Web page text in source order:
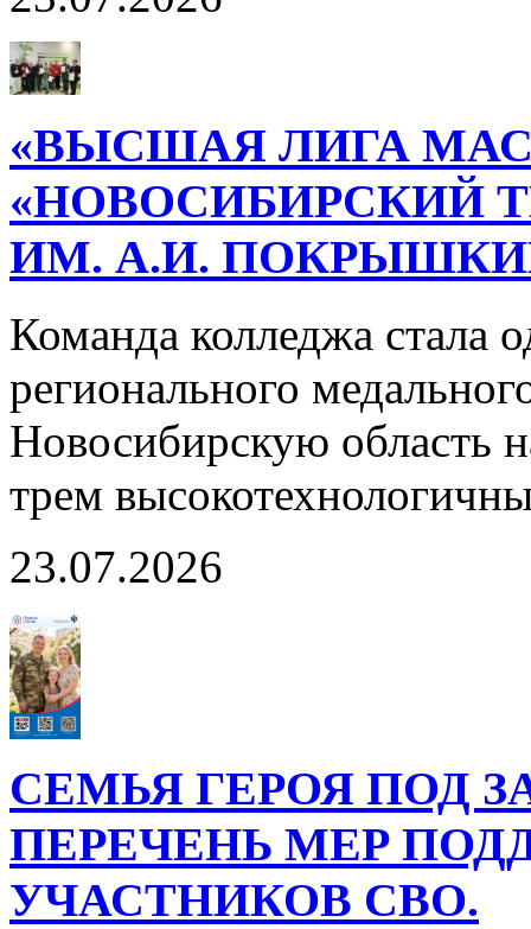
«ВЫСШАЯ ЛИГА
«НОВОСИБИРСКИЙ
ИМ. А.И.
Команда колледжа стала
регионального
Новосибирскую область
трем
23.07.2026
СЕМЬЯ ГЕРОЯ ПОД
ПЕРЕЧЕНЬ МЕР
УЧАСТНИКОВ СВО.